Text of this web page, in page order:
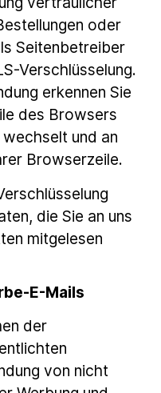
oder
Seitenbetreiber
Verschlüsselung.
erkennen Sie
des Browsers
und an
Browserzeile.
die Sie an uns
mitgelesen
E-Mails
der
von nicht